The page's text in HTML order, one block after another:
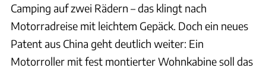
Camping auf zwei Rädern – das klingt nach
Motorradreise mit leichtem Gepäck. Doch ein neues
Patent aus China geht deutlich weiter: Ein
Motorroller mit fest montierter Wohnkabine soll das